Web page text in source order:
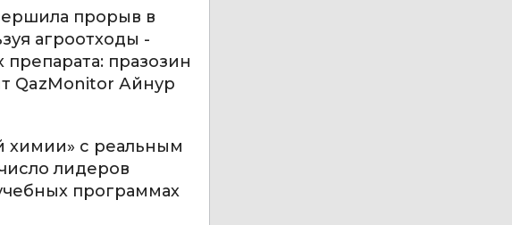
прорыв в
агроотходы -
празозин
QazMonitor Айнур
химии» с реальным
лидеров
программах